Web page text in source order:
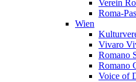
Verein
Roma-
Wien
Vivaro
Romano
Romano
Voice of